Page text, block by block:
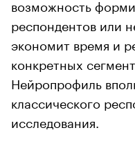
возможность
респондентов или
экономит время и
конкретных
Нейропрофиль
классического
исследования.